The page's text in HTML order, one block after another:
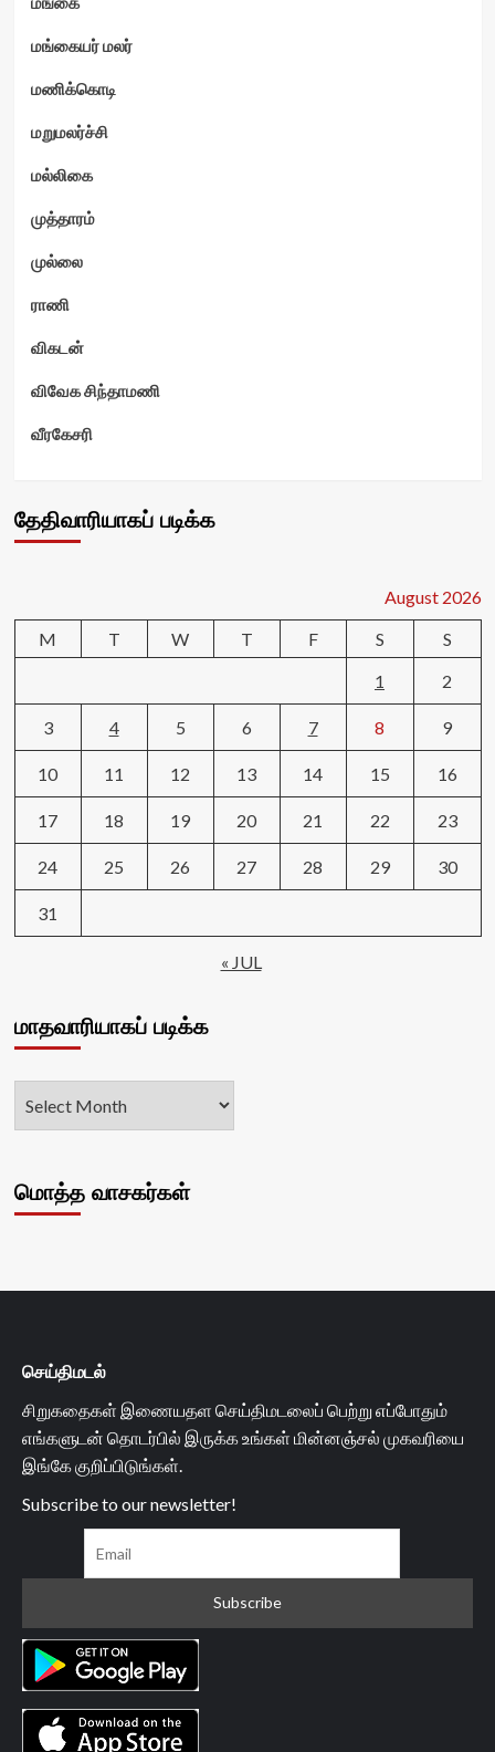
மங்கையர் மலர்
மணிக்கொடி
மறுமலர்ச்சி
மல்லிகை
முத்தாரம்
முல்லை
ராணி
விகடன்
விவேக சிந்தாமணி
வீரகேசரி
தேதிவாரியாகப் படிக்க
August 2026
M
T W T F S
S
1
2
3 4 5 6 7 8 9
10 11 12 13 14 15 16
17 18 19 20 21 22 23
24 25 26 27 28 29 30
31
« JUL
மாதவாரியாகப் படிக்க
மொத்த வாசகர்கள்
செய்திமடல்
சிறுகதைகள் இணையதள செய்திமடலைப் பெற்று எப்போதும்
எங்களுடன் தொடர்பில் இருக்க உங்கள் மின்னஞ்சல் முகவரியை
இங்கே குறிப்பிடுங்கள்.
Subscribe to our newsletter!